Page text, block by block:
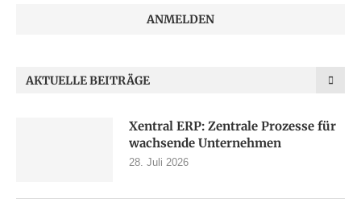
AKTUELLE BEITRÄGE
Xentral ERP: Zentrale Prozesse für
wachsende Unternehmen
28. Juli 2026